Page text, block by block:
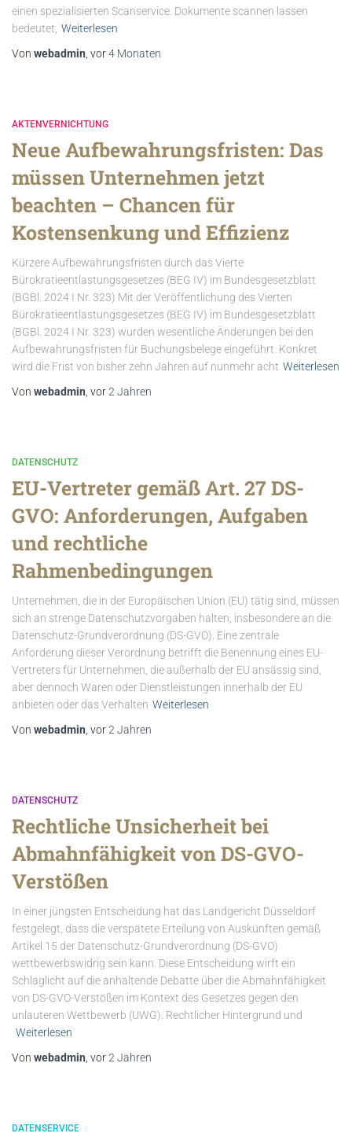
einen spezialisierten Scanservice. Dokumente scannen lassen
bedeutet, Weiterlesen
Von webadmin , vor4 Monaten
AKTENVERNICHTUNG
Neue Aufbewahrungsfristen: Das
müssen Unternehmen jetzt
beachten – Chancen für
Kostensenkung und Effizienz
Kürzere Aufbewahrungsfristen durch das Vierte
Bürokratieentlastungsgesetzes (BEG IV) im Bundesgesetzblatt
(BGBl. 2024 I Nr. 323) Mit der Veröffentlichung des Vierten
Bürokratieentlastungsgesetzes (BEG IV) im Bundesgesetzblatt
(BGBl. 2024 I Nr. 323) wurden wesentliche Änderungen bei den
Aufbewahrungsfristen für Buchungsbelege eingeführt. Konkret
wird die Frist von bisher zehn Jahren auf nunmehr acht Weiterlesen
Von webadmin , vor2 Jahren
DATENSCHUTZ
EU-Vertreter gemäß Art. 27 DS-
GVO: Anforderungen, Aufgaben
und rechtliche
Rahmenbedingungen
Unternehmen, die in der Europäischen Union (EU) tätig sind, müssen
sich an strenge Datenschutzvorgaben halten, insbesondere an die
Datenschutz-Grundverordnung (DS-GVO). Eine zentrale
Anforderung dieser Verordnung betrifft die Benennung eines EU-
Vertreters für Unternehmen, die außerhalb der EU ansässig sind,
aber dennoch Waren oder Dienstleistungen innerhalb der EU
anbieten oder das Verhalten Weiterlesen
Von webadmin , vor2 Jahren
DATENSCHUTZ
Rechtliche Unsicherheit bei
Abmahnfähigkeit von DS-GVO-
Verstößen
In einer jüngsten Entscheidung hat das Landgericht Düsseldorf
festgelegt, dass die verspätete Erteilung von Auskünften gemäß
Artikel 15 der Datenschutz-Grundverordnung (DS-GVO)
wettbewerbswidrig sein kann. Diese Entscheidung wirft ein
Schlaglicht auf die anhaltende Debatte über die Abmahnfähigkeit
von DS-GVO-Verstößen im Kontext des Gesetzes gegen den
unlauteren Wettbewerb (UWG). Rechtlicher Hintergrund und
Weiterlesen
Von webadmin , vor2 Jahren
DATENSERVICE